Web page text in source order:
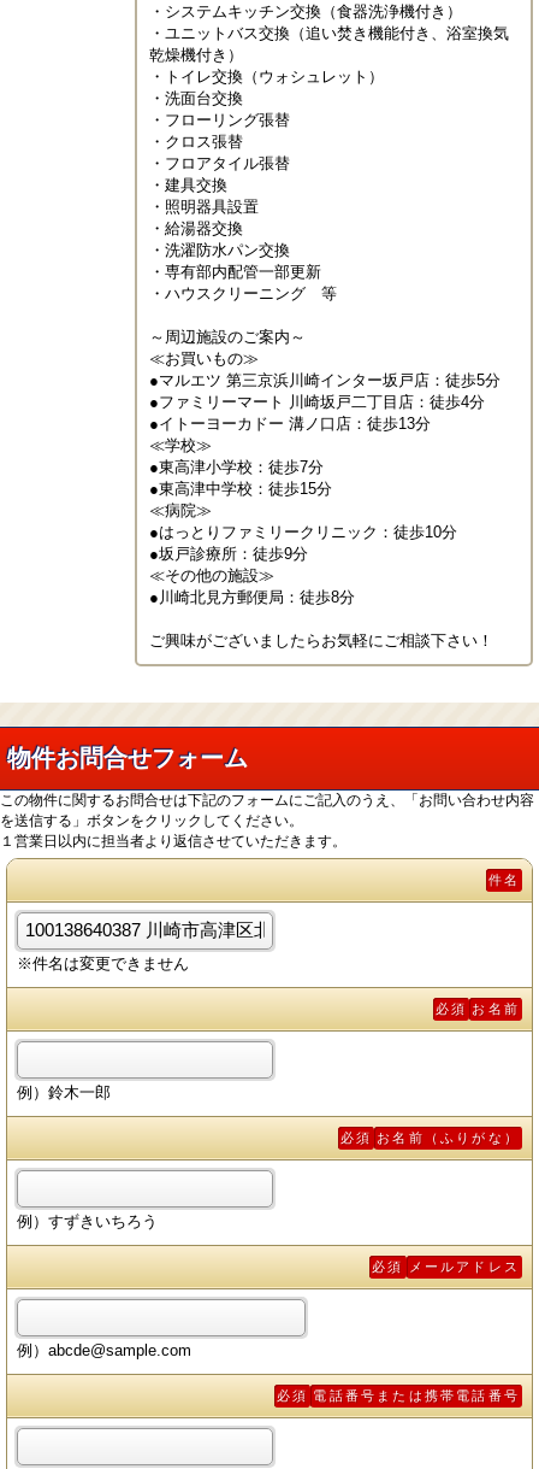
・システムキッチン交換（食器洗浄機付き）
・ユニットバス交換（追い焚き機能付き、浴室換気
乾燥機付き）
・トイレ交換（ウォシュレット）
・洗面台交換
・フローリング張替
・クロス張替
・フロアタイル張替
・建具交換
・照明器具設置
・給湯器交換
・洗濯防水パン交換
・専有部内配管一部更新
・ハウスクリーニング　等
～周辺施設のご案内～
≪お買いもの≫
●マルエツ 第三京浜川崎インター坂戸店：徒歩5分
●ファミリーマート 川崎坂戸二丁目店：徒歩4分
●イトーヨーカドー 溝ノ口店：徒歩13分
≪学校≫
●東高津小学校：徒歩7分
●東高津中学校：徒歩15分
≪病院≫
●はっとりファミリークリニック：徒歩10分
●坂戸診療所：徒歩9分
≪その他の施設≫
●川崎北見方郵便局：徒歩8分
ご興味がございましたらお気軽にご相談下さい！
物件お問合せフォーム
この物件に関するお問合せは下記のフォームにご記入のうえ、「お問い合わせ内容
を送信する」ボタンをクリックしてください。
１営業日以内に担当者より返信させていただきます。
件名
※件名は変更できません
お名前
必須
例）鈴木一郎
お名前（ふりがな）
必須
例）すずきいちろう
メールアドレス
必須
例）abcde@sample.com
電話番号または携帯電話番号
必須